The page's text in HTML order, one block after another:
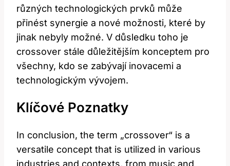
různých technologických prvků může
přinést synergie a nové možnosti, které by
jinak nebyly možné. V důsledku toho je
crossover stále důležitějším konceptem pro
všechny, kdo se zabývají inovacemi a
technologickým vývojem.
Klíčové Poznatky
In conclusion, the term „crossover“ is a
versatile concept that is utilized in various
industries and contexts, from music and